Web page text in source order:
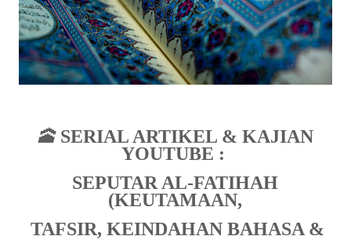
🕋SERIAL ARTIKEL & KAJIAN
YOUTUBE :
SEPUTAR AL-FATIHAH
(KEUTAMAAN,
TAFSIR, KEINDAHAN BAHASA &